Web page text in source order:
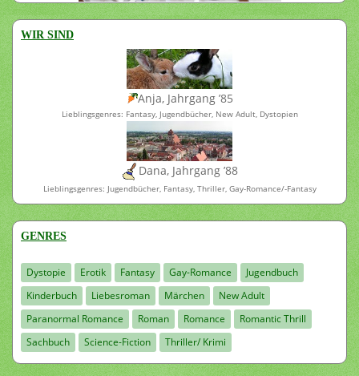
WIR SIND
Anja, Jahrgang ’85
Lieblingsgenres: Fantasy, Jugendbücher, New Adult, Dystopien
Dana, Jahrgang ’88
Lieblingsgenres: Jugendbücher, Fantasy, Thriller, Gay-Romance/-Fantasy
GENRES
Dystopie Erotik Fantasy Gay-Romance
Jugendbuch
Kinderbuch
Liebesroman Märchen
New Adult
Paranormal Romance
Roman Romance
Romantic Thrill
Sachbuch
Science-Fiction Thriller/ Krimi